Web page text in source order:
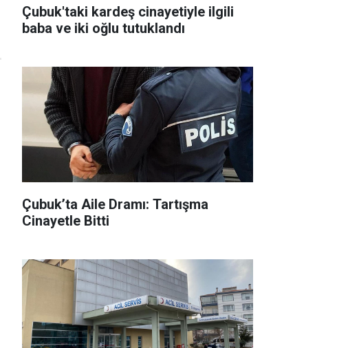
Çubuk'taki kardeş cinayetiyle ilgili
baba ve iki oğlu tutuklandı
Çubuk’ta Aile Dramı: Tartışma
Cinayetle Bitti